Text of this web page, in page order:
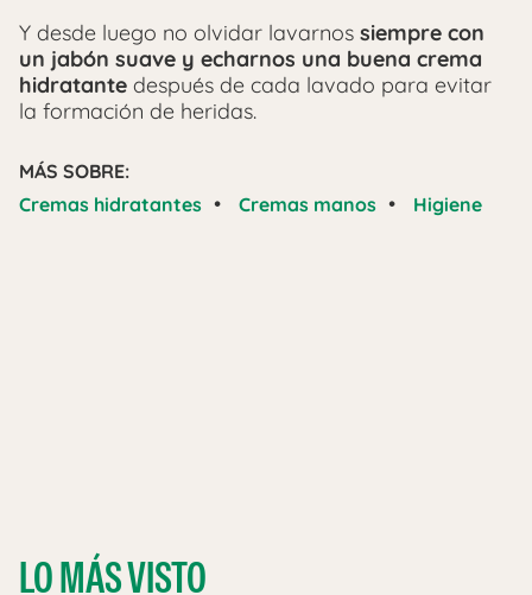
Y desde luego no olvidar lavarnos siempre con
un jabón suave y echarnos una buena crema
hidratante después de cada lavado para evitar
la formación de heridas.
MÁS SOBRE:
Cremas hidratantes • Cremas manos • Higiene
LO MÁS VISTO